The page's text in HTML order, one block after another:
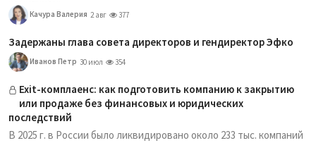
Качура Валерия 2 авг 377
Задержаны глава совета директоров и гендиректор Эфко
Иванов Петр 30 июл 354
Exit-комплаенс: как подготовить компанию к закрытию
или продаже без финансовых и юридических
последствий
В 2025 г. в России было ликвидировано около 233 тыс. компаний